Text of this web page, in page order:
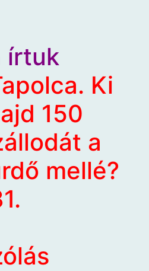
írtuk
Ki
150
a
mellé?